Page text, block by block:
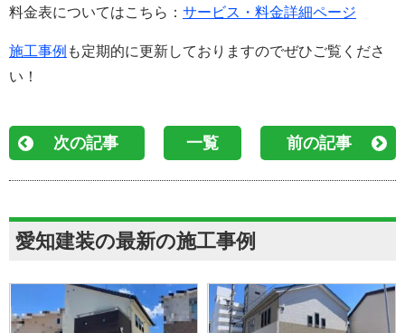
料金表についてはこちら： サービス・料金詳細ページ
施工事例 も定期的に更新しておりますのでぜひご覧くださ
い！
次の記事 一覧 前の記事
愛知建装の最新の施工事例